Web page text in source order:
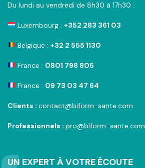
Du lundi au vendredi de 8h30 à 17h30 :
Luxembourg : +352 283 361 03
Belgique : +32 2 555 1130
France : 0801 798 805
France : 09 73 03 47 64
Clients : contact@biform-sante.com
Professionnels : pro@biform-sante.com
UN EXPERT À VOTRE ÉCOUTE